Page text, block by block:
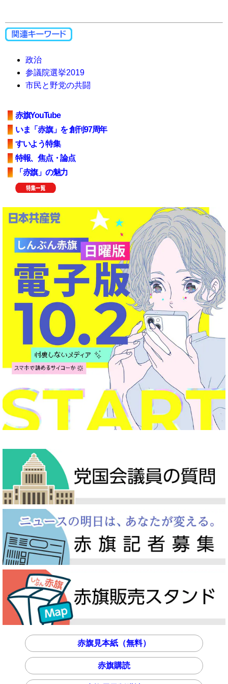
政治
参議院選挙2019
市民と野党の共闘
赤旗YouTube
いま「赤旗」を 創刊97周年
すいよう特集
特報、焦点・論点
「赤旗」の魅力
赤旗見本紙（無料）
赤旗購読